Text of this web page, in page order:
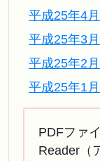
平成25年4
平成25年3
平成25年2
平成25年1
PDFファ
Reader（